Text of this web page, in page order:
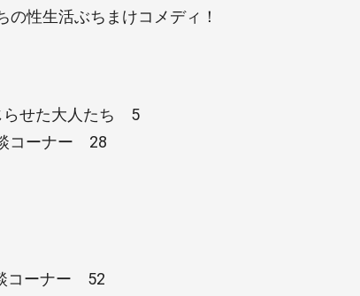
性生活ぶちまけコメディ！
せた大人たち 5
コーナー 28
コーナー 52